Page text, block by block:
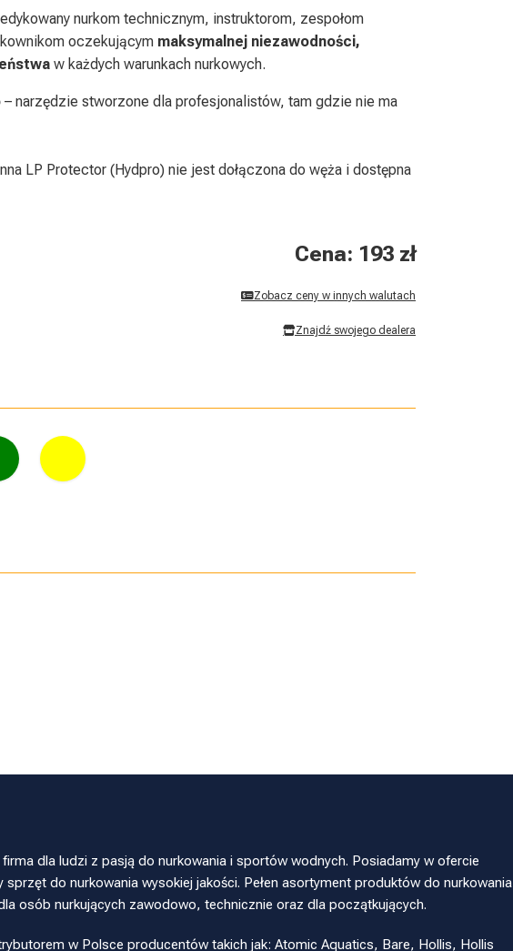
nurkom technicznym, instruktorom, zespołom
oczekującym maksymalnej niezawodności,
w każdych warunkach nurkowych.
– narzędzie stworzone dla profesjonalistów, tam gdzie nie ma
LP Protector (Hydpro) nie jest dołączona do węża i dostępna
Cena: 193 zł
Zobacz ceny w innych walutach
Znajdź swojego dealera
dla ludzi z pasją do nurkowania i sportów wodnych. Posiadamy w ofercie
do nurkowania wysokiej jakości. Pełen asortyment produktów do nurkowania
osób nurkujących zawodowo, technicznie oraz dla początkujących.
w Polsce producentów takich jak: Atomic Aquatics, Bare, Hollis, Hollis